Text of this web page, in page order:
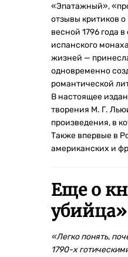
«Эпатажный»,
отзывы критиков
весной 1796 года
испанского
жизней —
одновременно
романтической
В настоящее
творения М. Г.
произведения, в
Также впервые в
американских и
Еще о
убийца»
«Легко понять,
1790-х